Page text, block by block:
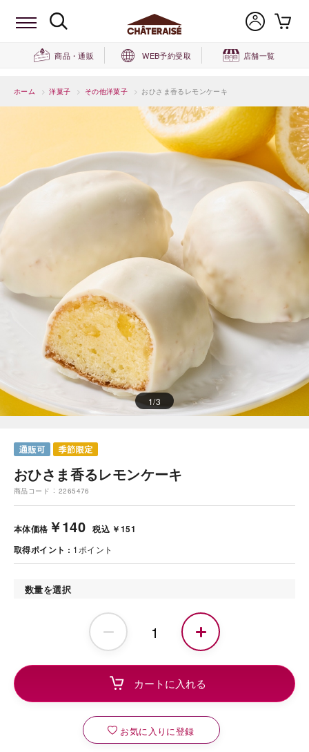
商品・通販 WEB予約受取 店舗一覧
ホーム > 洋菓子 > その他洋菓子 > おひさま香るレモンケーキ
1/3
おひさま香るレモンケーキ
商品コード 2265476
本体価格 ￥140 税込 ￥151
取得ポイント
1 ポイント
数量を選択
お気に入りに登録